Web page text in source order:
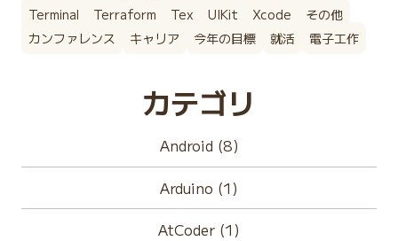
Terminal
Terraform Tex UIKit Xcode
その他
カンファレンス
キャリア 今年の目標 就活 電子工作
カテゴリ
Android (8)
Arduino (1)
AtCoder (1)